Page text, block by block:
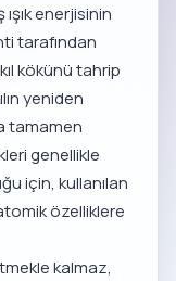
enerjisinin
tarafından
kökünü tahrip
yeniden
tamamen
genellikle
için, kullanılan
özelliklere
kalmaz,